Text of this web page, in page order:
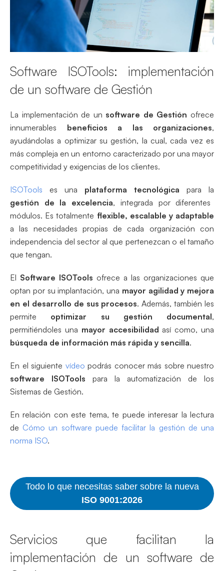
Software ISOTools: implementación
de un software de Gestión
La implementación de un software de Gestión ofrece
innumerables beneficios a las organizaciones,
ayudándolas a optimizar su gestión, la cual, cada vez es
más compleja en un entorno caracterizado por una mayor
competitividad y exigencias de los clientes.
ISOTools es una plataforma tecnológica para la
gestión de la excelencia, integrada por diferentes
módulos. Es totalmente flexible, escalable y adaptable
a las necesidades propias de cada organización con
independencia del sector al que pertenezcan o el tamaño
que tengan.
El Software ISOTools ofrece a las organizaciones que
optan por su implantación, una mayor agilidad y mejora
en el desarrollo de sus procesos. Además, también les
permite optimizar su gestión documental,
permitiéndoles una mayor accesibilidad así como, una
búsqueda de información más rápida y sencilla.
En el siguiente vídeo podrás conocer más sobre nuestro
software ISOTools para la automatización de los
Sistemas de Gestión.
En relación con este tema, te puede interesar la lectura
de Cómo un software puede facilitar la gestión de una
norma ISO.
Todo lo que necesitas saber sobre la nueva
ISO 9001:2026
Servicios que facilitan la
implementación de un software de